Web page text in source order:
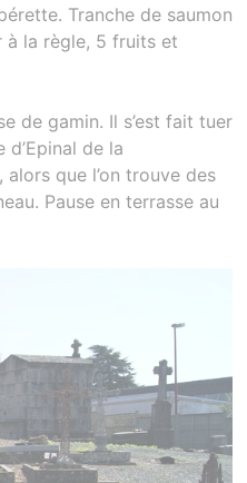
Tranche de saumon
à la règle, 5 fruits et
de gamin. Il s’est fait tuer
de la
alors que l’on trouve des
Pause en terrasse au